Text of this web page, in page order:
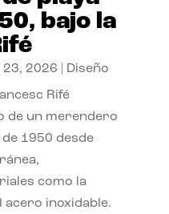
bajo la
23, 2026 Diseño
Rifé
de un merendero
de 1950 desde
como la
acero inoxidable.